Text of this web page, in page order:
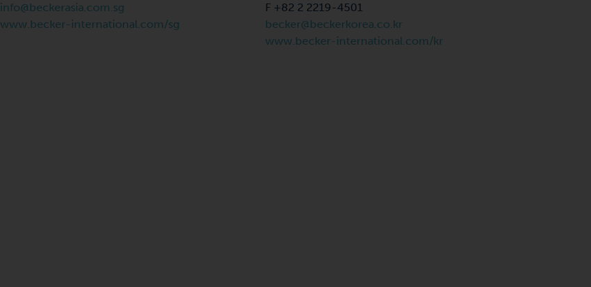
info@beckerasia.com.sg
www.becker-international.com/sg
F +82 2 2219-4501
becker@beckerkorea.co.kr
www.becker-international.com/kr